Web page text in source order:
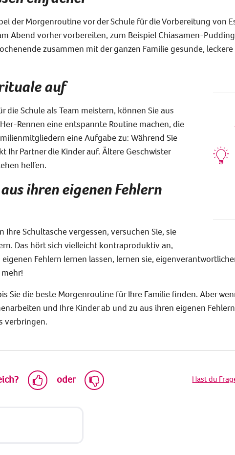
der Morgenroutine vor der Schule für die Vorbereitung von
Abend vorher vorbereiten, zum Beispiel Chiasamen-
zusammen mit der ganzen Familie gesunde,
auf
die Schule als Team meistern, können Sie aus
Rennen eine entspannte Routine machen, die
eine Aufgabe zu: Während Sie
Ihr Partner die Kinder auf. Ältere Geschwister
helfen.
ihren eigenen Fehlern
Ihre Schultasche vergessen, versuchen Sie, sie
Das hört sich vielleicht kontraproduktiv an,
Fehlern lernen lassen, lernen sie,
Sie die beste Morgenroutine für Ihre Familie finden. Aber
und Ihre Kinder ab und zu aus ihren eigenen
verbringen.
oder Hast du